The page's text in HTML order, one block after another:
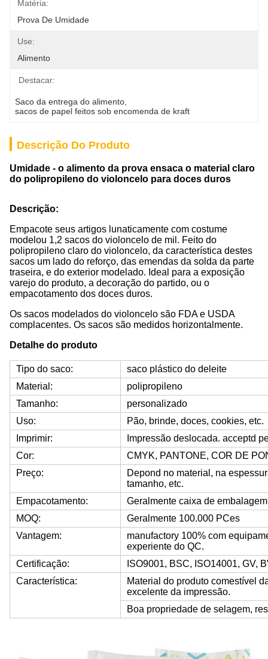
Matéria:
Prova De Umidade
Use:
Alimento
Destacar:
Saco da entrega do alimento
sacos de papel feitos sob encomenda de kraft
Descrição Do Produto
Umidade - o alimento da prova ensaca o material claro
do polipropileno do violoncelo para doces duros
Descrição:
Empacote seus artigos lunaticamente com costume
modelou 1,2 sacos do violoncelo de mil. Feito do
polipropileno claro do violoncelo, da característica destes
sacos um lado do reforço, das emendas da solda da parte
traseira, e do exterior modelado. Ideal para a exposição
varejo do produto, a decoração do partido, ou o
empacotamento dos doces duros.
Os sacos modelados do violoncelo são FDA e USDA
complacentes. Os sacos são medidos horizontalmente.
Detalhe do produto
Tipo do saco:
saco plástico do deleite
Material:
polipropileno
Tamanho:
personalizado
Uso:
Pão, brinde, doces, cookies, etc.
Imprimir:
Impressão deslocada. acceptd
Cor:
CMYK, PANTONE, COR DE
Preço:
Depond no material, na
tamanho, etc.
Empacotamento:
Geralmente caixa de
MOQ:
Geralmente 100.000 PCes
Vantagem:
manufactory 100% com
experiente do QC.
Certificação:
ISO9001, BSC, ISO14001, GV,
Característica:
Material do produto comestível
excelente da impressão.
Boa propriedade de selagem,